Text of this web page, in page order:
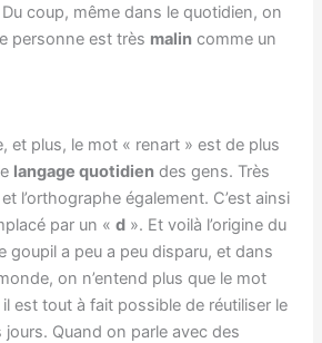
coup, même dans le quotidien, on
personne est très malin comme un
et plus, le mot « renart » est de plus
langage quotidien des gens. Très
l’orthographe également. C’est ainsi
par un «d ». Et voilà l’origine du
goupil a peu a peu disparu, et dans
on n’entend plus que le mot
est tout à fait possible de réutiliser le
jours. Quand on parle avec des